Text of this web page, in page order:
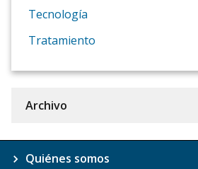
Tecnología
Tratamiento
Archivo
Quiénes somos